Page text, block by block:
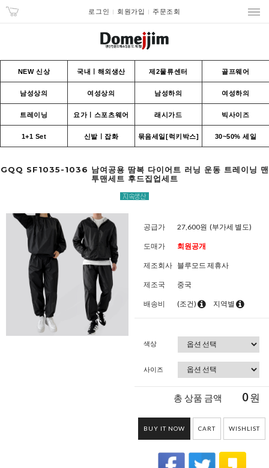
로그인 회원가입 주문조회
NEW 신상 국내ㅣ해외생산 제2물류센터 골프웨어
남성상의 여성상의 남성하의 여성하의
트레이닝 요가ㅣ스포츠웨어 래시가드 빅사이즈
1+1 Set 신발ㅣ잡화 묶음세일[럭키박스] 30~50% 세일
GQQ SF1035-1036 남여공용 땀복 다이어트 러닝 운동 트레이닝 맨
투맨세트 후드집업세트
공급가 27,600원 (부가세 별도)
도매가 회원공개
제조회사 블루모드 제휴사
제조국 중국
배송비 (조건) 지역별
색상
사이즈
총 상품 금액 0원
BUY IT NOW CART WISHLIST